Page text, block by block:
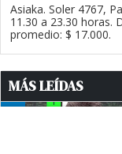
Asiaka. Soler 4767,
11.30 a 23.30 horas.
promedio: $ 17.000.
MÁS LEÍDAS